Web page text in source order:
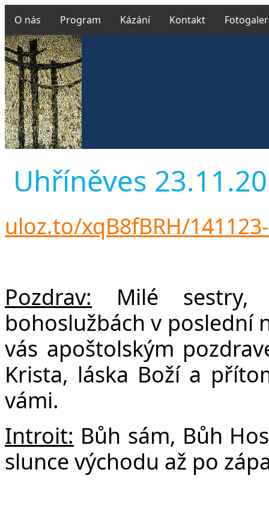
O nás Program Kázání Kontakt
Uhříněves
uloz.to/xqB8fBRH/
Pozdrav: Milé
bohoslužbách v poslední
vás apoštolským
Krista, láska Boží a
vámi.
Introit: Bůh sám, Bůh
slunce východu až po